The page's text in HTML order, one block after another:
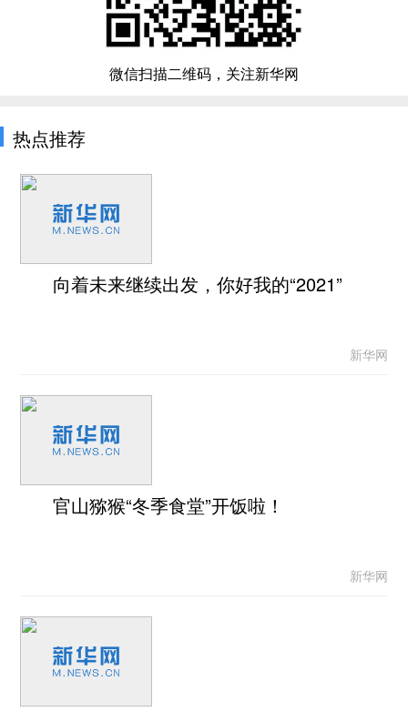
微信扫描二维码，关注新华网
热点推荐
向着未来继续出发，你好我的“2021”
新华网
官山猕猴“冬季食堂”开饭啦！
新华网